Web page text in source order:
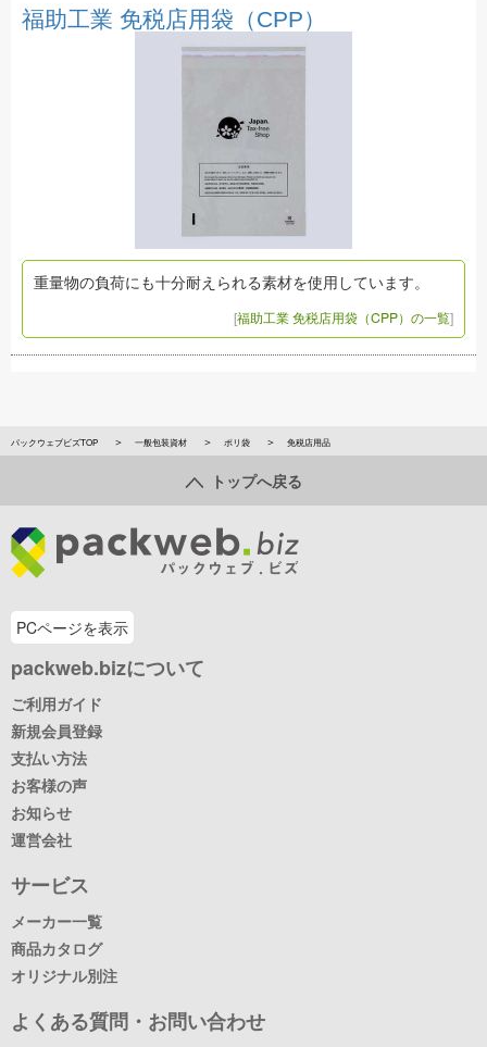
福助工業 免税店用袋（CPP）
重量物の負荷にも十分耐えられる素材を使用しています。
[福助工業 免税店用袋（CPP）の一覧]
パックウェブビズTOP 一般包装資材 ポリ袋 免税店用品
トップへ戻る
PCページを表示
packweb.bizについて
ご利用ガイド
新規会員登録
支払い方法
お客様の声
お知らせ
運営会社
サービス
メーカー一覧
商品カタログ
オリジナル別注
よくある質問・お問い合わせ